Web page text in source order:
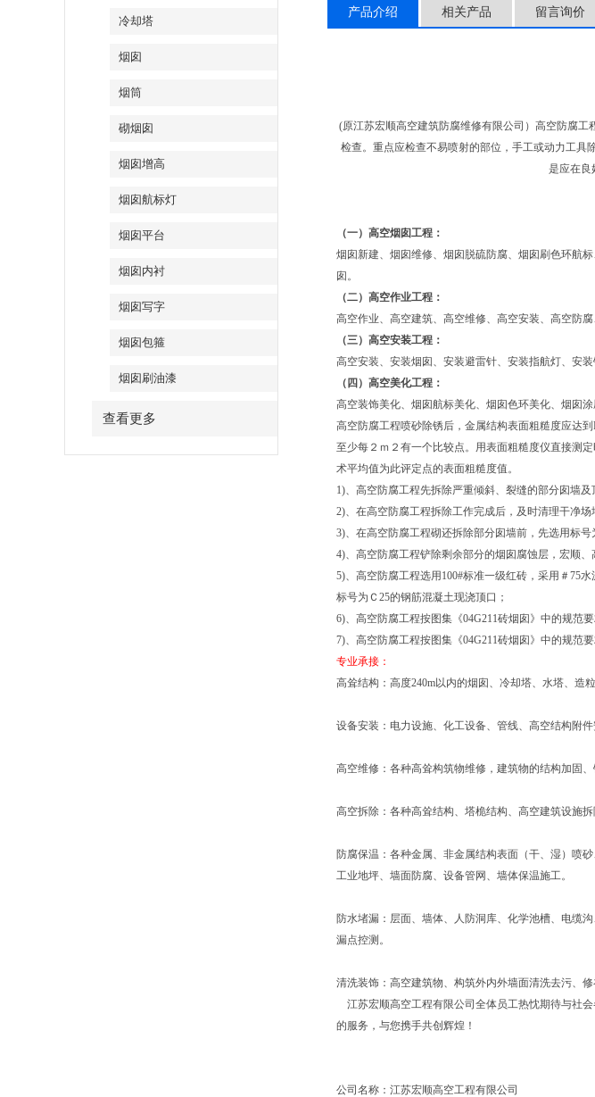
冷却塔
烟囱
烟筒
砌烟囱
烟囱增高
烟囱航标灯
烟囱平台
烟囱内衬
烟囱写字
烟囱包箍
烟囱刷油漆
查看更多
产品介绍 相关产品 留言询价
(原江苏宏顺高空建筑防腐维修有限公司）高空防腐
检查。重点应检查不易喷射的部位，手工或动力工具
是应在良
（一）高空烟囱工程：
烟囱新建、烟囱维修、烟囱脱硫防腐、烟囱刷色环航
囱。
（二）高空作业工程：
高空作业、高空建筑、高空维修、高空安装、高空防
（三）高空安装工程：
高空安装、安装烟囱、安装避雷针、安装指航灯、安
（四）高空美化工程：
高空装饰美化、烟囱航标美化、烟囱色环美化、烟囱
高空防腐工程喷砂除锈后，金属结构表面粗糙度应达
至少每２ｍ２有一个比较点。用表面粗糙度仪直接测
术平均值为此评定点的表面粗糙度值。
1)、高空防腐工程先拆除严重倾斜、裂缝的部分囱墙
2)、在高空防腐工程拆除工作完成后，及时清理干净
3)、在高空防腐工程砌还拆除部分囱墙前，先选用标
4)、高空防腐工程铲除剩余部分的烟囱腐蚀层，宏顺
5)、高空防腐工程选用100#标准一级红砖，采用＃75
标号为Ｃ25的钢筋混凝土现浇顶口；
6)、高空防腐工程按图集《04G211砖烟囱》中的规范
7)、高空防腐工程按图集《04G211砖烟囱》中的规范
专业承接：
高耸结构：高度240m以内的烟囱、冷却塔、水塔、造
设备安装：电力设施、化工设备、管线、高空结构附件
高空维修：各种高耸构筑物维修，建筑物的结构加固
高空拆除：各种高耸结构、塔桅结构、高空建筑设施拆
防腐保温：各种金属、非金属结构表面（干、湿）喷
工业地坪、墙面防腐、设备管网、墙体保温施工。
防水堵漏：层面、墙体、人防洞库、化学池槽、电缆
漏点控测。
清洗装饰：高空建筑物、构筑外内外墙面清洗去污、
江苏宏顺高空工程有限公司全体员工热忱期待与社
的服务，与您携手共创辉煌！
公司名称：江苏宏顺高空工程有限公司